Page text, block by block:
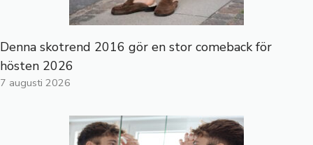
Denna skotrend 2016 gör en stor comeback för
hösten 2026
7 augusti 2026